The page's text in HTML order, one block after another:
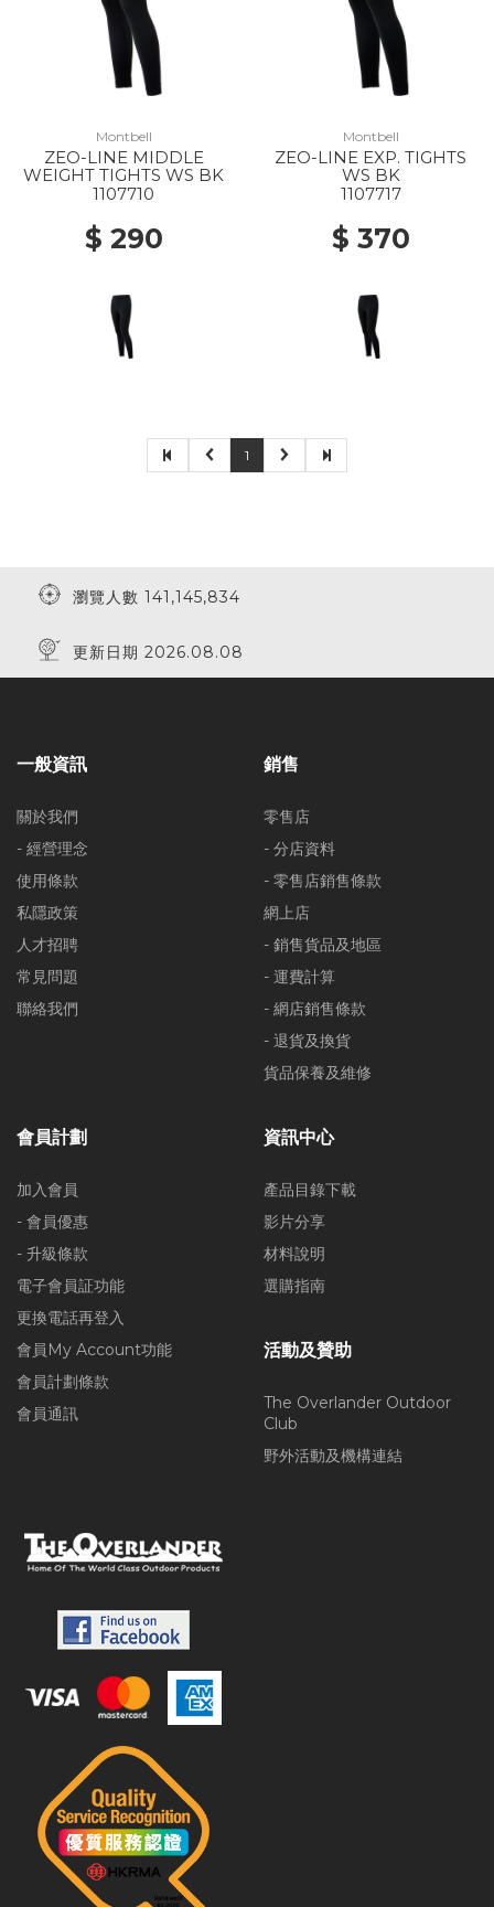
Montbell
ZEO-LINE MIDDLE
WEIGHT TIGHTS WS BK
1107710
$ 290
Montbell
ZEO-LINE EXP. TIGHTS
WS BK
1107717
$ 370
1
瀏覽人數 141,145,834
更新日期 2026.08.08
一般資訊
關於我們
- 經營理念
使用條款
私隱政策
人才招聘
常見問題
聯絡我們
銷售
零售店
- 分店資料
- 零售店銷售條款
網上店
- 銷售貨品及地區
- 運費計算
- 網店銷售條款
- 退貨及換貨
貨品保養及維修
會員計劃
加入會員
- 會員優惠
- 升級條款
電子會員証功能
更換電話再登入
會員My Account功能
會員計劃條款
會員通訊
資訊中心
產品目錄下載
影片分享
材料說明
選購指南
活動及贊助
The Overlander Outdoor
Club
野外活動及機構連結